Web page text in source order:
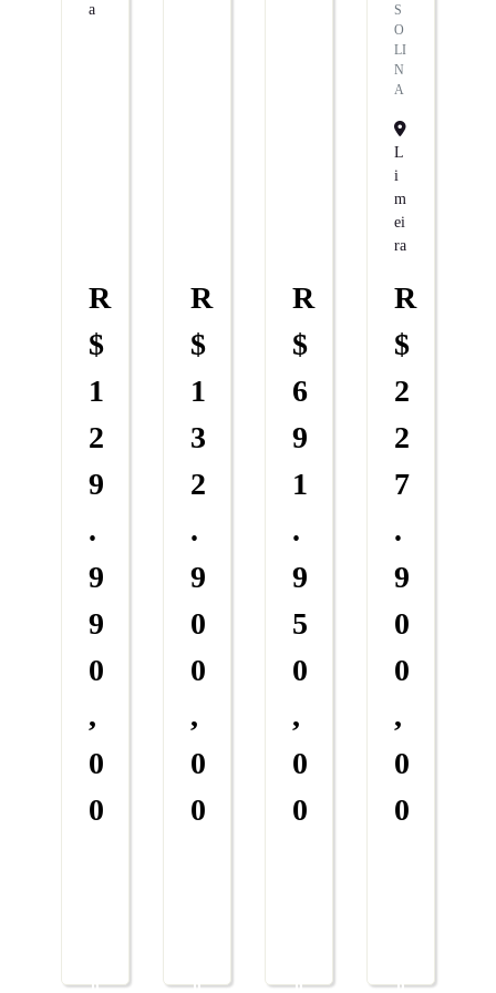
A
R
$
1
2
9
.
9
9
0
,
0
0
n
R
$
1
3
2
.
9
0
0
,
0
0
n
R
$
6
9
1
.
9
5
0
,
0
0
n
S
O
LI
N
A
L
I
M
Ei
Ra
R
$
2
2
7
.
9
0
0
,
0
0
n